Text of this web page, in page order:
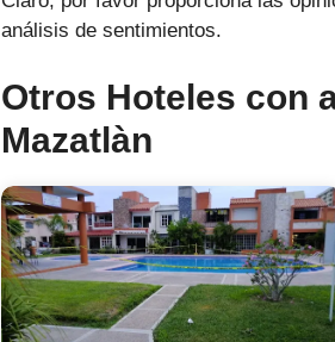
análisis de sentimientos.
Otros Hoteles con
Mazatlàn